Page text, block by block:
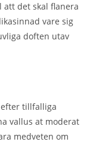
det skal flanera
vare sig
doften utav
tillfalliga
vallus at moderat
medveten om